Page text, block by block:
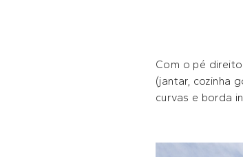
Com o pé
(jantar, cozinha
curvas e borda